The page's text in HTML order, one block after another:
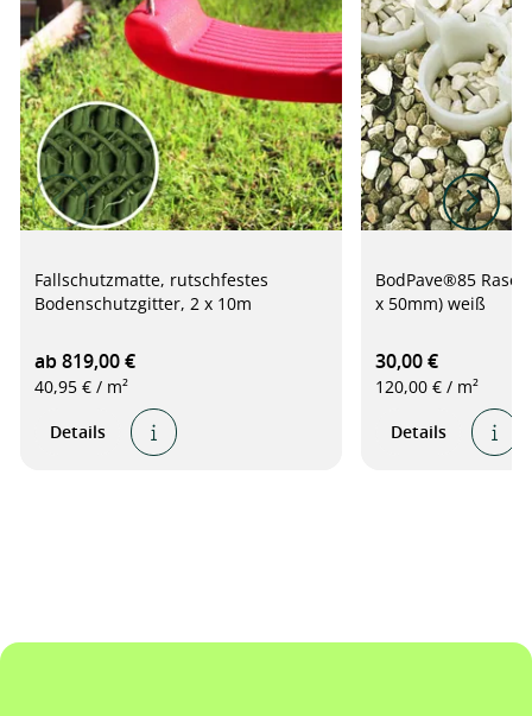
Fallschutzmatte, rutschfestes
Bodenschutzgitter, 2 x 10m
ab 819,00 €
40,95 € / m²
Details
BodPave®85
x 50mm) weiß
30,00 €
120,00 € / m²
Details